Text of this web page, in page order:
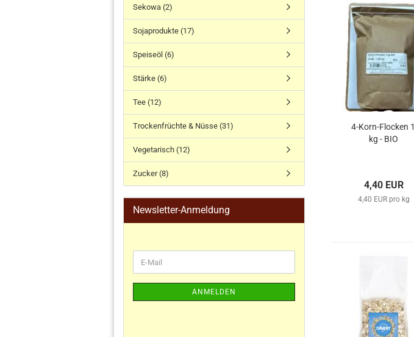
4-Korn-Flocken 1
kg - BIO
4,40 EUR
4,40 EUR pro kg
Sekowa (2)
Sojaprodukte (17)
Speiseöl (6)
Stärke (6)
Tee (12)
Trockenfrüchte & Nüsse (31)
Vegetarisch (12)
Zucker (8)
Newsletter-Anmeldung
ANMELDEN